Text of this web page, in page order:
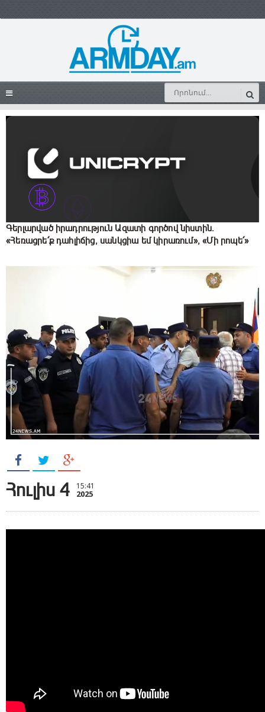
Գերլարված իրադրություն Ազատի գործով նիստին․
«Հեռացրե՛ք դահլիճից, սանկցիա եմ կիրառում», «Մի րոպե՛»
Հուլիս 4 15:41
2025